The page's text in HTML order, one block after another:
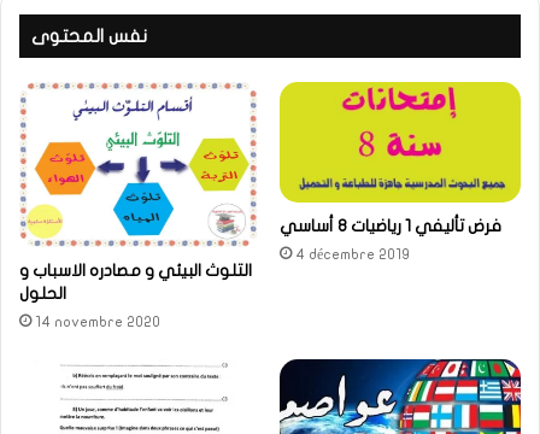
نفس المحتوى
التلوث البيئي و مصادره الاسباب و
الحلول
14 novembre 2020
فرض تأليفي 1 رياضيات 8 أساسي
4 décembre 2019